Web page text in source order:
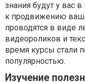
знания будут у вас
к продвижению
проводятся в виде
видеороликов и
время курсы стали
популярностью.
Изучение